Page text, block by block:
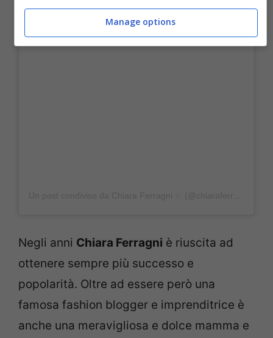
Negli anni Chiara Ferragni è riuscita ad
ottenere sempre più successo e
popolarità. Oltre ad essere però una
famosa fashion blogger e imprenditrice è
anche una meravigliosa e dolce mamma e
Manage options